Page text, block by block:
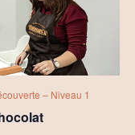
– Niveau 1